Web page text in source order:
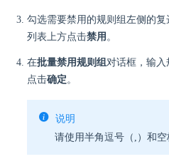
勾选需要禁用的规则组左侧的复
列表上方点击禁用 。
在批量禁用规则组对话框，输
点击确定。
说明
请使用半角逗号（,）和空